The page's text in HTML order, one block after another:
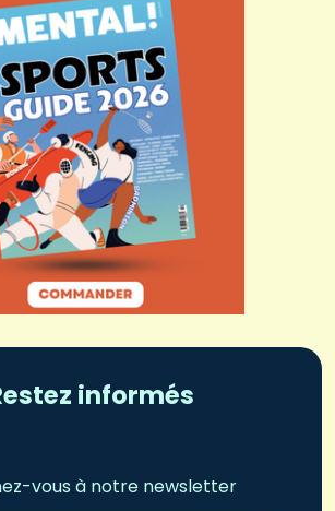
informés
vous à notre newsletter